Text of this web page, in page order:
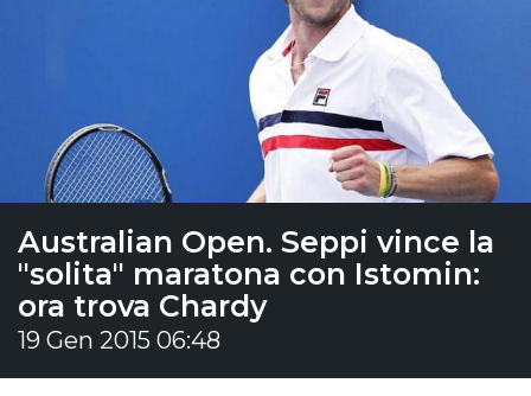
Australian Open. Seppi vince la
"solita" maratona con Istomin:
ora trova Chardy
19 Gen 2015 06:48